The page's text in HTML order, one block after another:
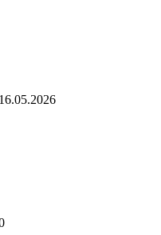
16.05.2026